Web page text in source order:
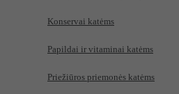
Konservai katėms
Papildai ir vitaminai katėms
Priežiūros priemonės katėms